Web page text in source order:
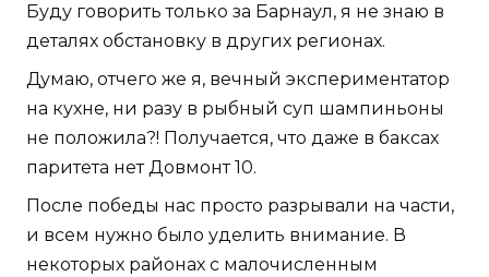
Буду говорить только за Барнаул, я не знаю в
деталях обстановку в других регионах.
Думаю, отчего же я, вечный экспериментатор
на кухне, ни разу в рыбный суп шампиньоны
не положила?! Получается, что даже в баксах
паритета нет Довмонт 10.
После победы нас просто разрывали на части,
и всем нужно было уделить внимание. В
некоторых районах с малочисленным